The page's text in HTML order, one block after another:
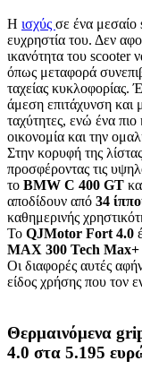
Η ισχύς σε ένα μεσαίο
ευχρηστία του. Δεν
ικανότητα του scooter
όπως μεταφορά
ταχείας κυκλοφορίας.
άμεση επιτάχυνση και
ταχύτητες, ενώ ένα
οικονομία και την
Στην κορυφή της
προσφέροντας τις
το BMW C 400 GT
αποδίδουν από 34
καθημερινής
Το QJMotor Fort 4.0
MAX 300 Tech Max+
Οι διαφορές αυτές
είδος χρήσης που τον
Θερμαινόμενα
4.0 στα 5.195